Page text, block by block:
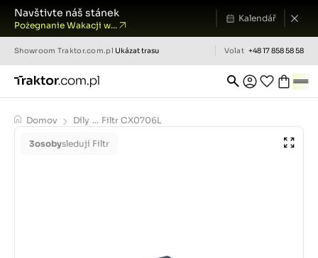
Navštivte náš stánek
Pożegnanie Wakacji w...
Kalendář
Showroom Traktor.com.pl Ukázat trasu Volat +48 17 858 58 58
Domov Díly ... Filtr CX0706L
3osobysledují Filtr